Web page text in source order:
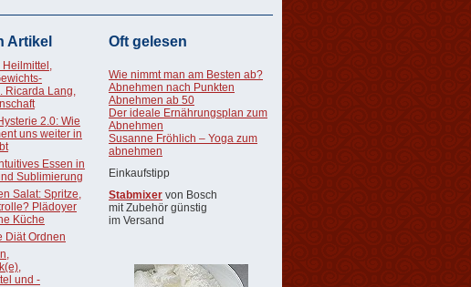
Artikel
Heilmittel,
Ricarda Lang,
2.0: Wie
uns weiter in
Essen in
Sublimierung
Salat: Spritze,
Plädoyer
Küche
Diät Ordnen
und -
Oft gelesen
Wie nimmt man am Besten ab?
Abnehmen nach Punkten
Abnehmen ab 50
Der ideale Ernährungsplan zum
Abnehmen
Susanne Fröhlich – Yoga zum
abnehmen
Einkaufstipp
Stabmixer von Bosch
mit Zubehör günstig
im Versand